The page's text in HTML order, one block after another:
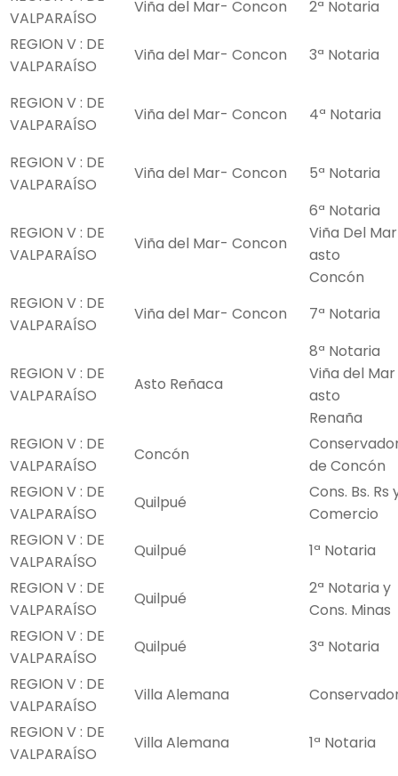
VALPARAÍSO
Viña del Mar- Concon
2ª Notaria
REGION V : DE
VALPARAÍSO
Viña del Mar- Concon 3ª Notaria
REGION V : DE
VALPARAÍSO
Viña del Mar- Concon 4ª Notaria
REGION V : DE
VALPARAÍSO
Viña del Mar- Concon 5ª Notaria
REGION V : DE
VALPARAÍSO
Viña del Mar- Concon
6ª Notaria
Viña Del Mar
asto
Concón
REGION V : DE
VALPARAÍSO
Viña del Mar- Concon 7ª Notaria
REGION V : DE
VALPARAÍSO
Asto Reñaca
8ª Notaria
Viña del Mar
asto
Renaña
REGION V : DE
VALPARAÍSO
Concón
de Concón
REGION V : DE
VALPARAÍSO
Quilpué
Cons. Bs. Rs
Comercio
REGION V : DE
VALPARAÍSO
Quilpué
1ª Notaria
REGION V : DE
VALPARAÍSO
Quilpué
2ª Notaria y
Cons. Minas
REGION V : DE
VALPARAÍSO
Quilpué
3ª Notaria
REGION V : DE
VALPARAÍSO
Villa Alemana
REGION V : DE
VALPARAÍSO
Villa Alemana 1ª Notaria